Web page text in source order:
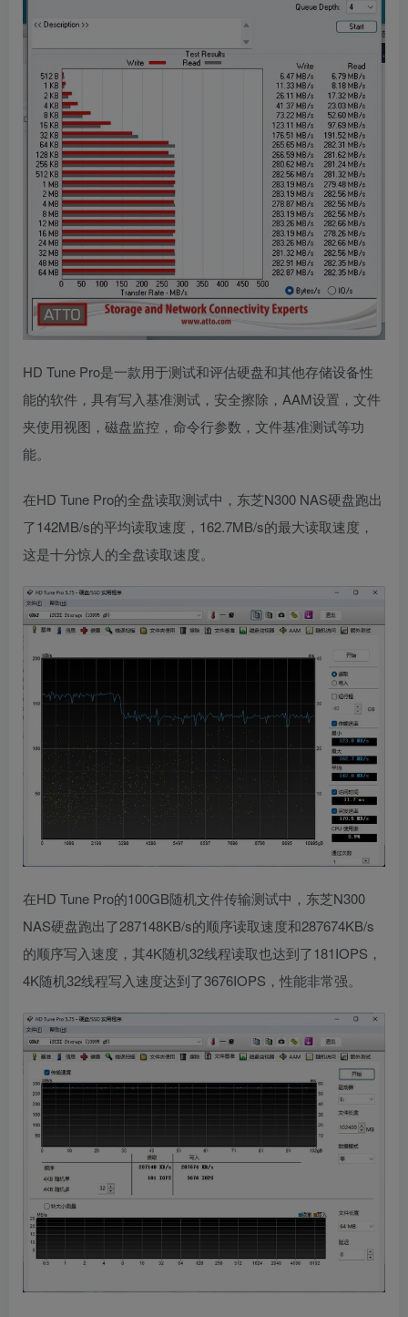
HD Tune Pro是一款用于测试和评估硬盘和其他存储设备性
能的软件，具有写入基准测试，安全擦除，AAM设置，文件
夹使用视图，磁盘监控，命令行参数，文件基准测试等功
能。
在HD Tune Pro的全盘读取测试中，东芝N300 NAS硬盘跑出
了142MB/s的平均读取速度，162.7MB/s的最大读取速度，
这是十分惊人的全盘读取速度。
在HD Tune Pro的100GB随机文件传输测试中，东芝N300
NAS硬盘跑出了287148KB/s的顺序读取速度和287674KB/s
的顺序写入速度，其4K随机32线程读取也达到了181IOPS，
4K随机32线程写入速度达到了3676IOPS，性能非常强。